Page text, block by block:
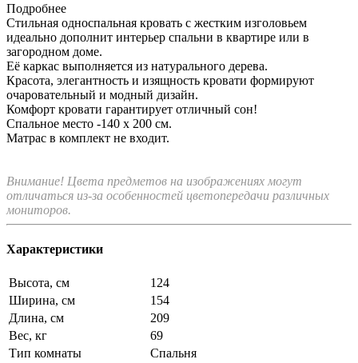
Подробнее
Стильная односпальная кровать с жестким изголовьем
идеально дополнит интерьер спальни в квартире или в
загородном доме.
Её каркас выполняется из натурального дерева.
Красота, элегантность и изящность кровати формируют
очаровательный и модный дизайн.
Комфорт кровати гарантирует отличный сон!
Спальное место -140 х 200 см.
Матрас в комплект не входит.
Внимание! Цвета предметов на изображениях могут
отличаться из-за особенностей цветопередачи различных
мониторов.
Характеристики
Высота, см
124
Ширина, см
154
Длина, см
209
Вес, кг
69
Тип комнаты
Спальня